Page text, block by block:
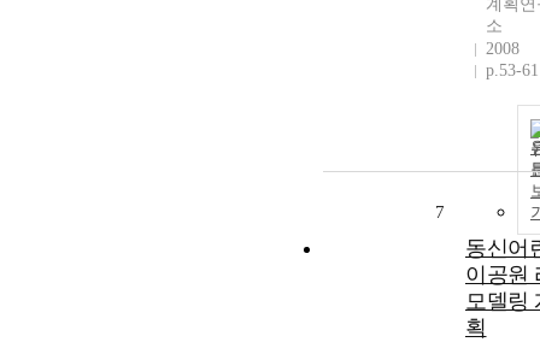
계획연
소
2008
p.53-61
7
동신어
이공원
모델링
획